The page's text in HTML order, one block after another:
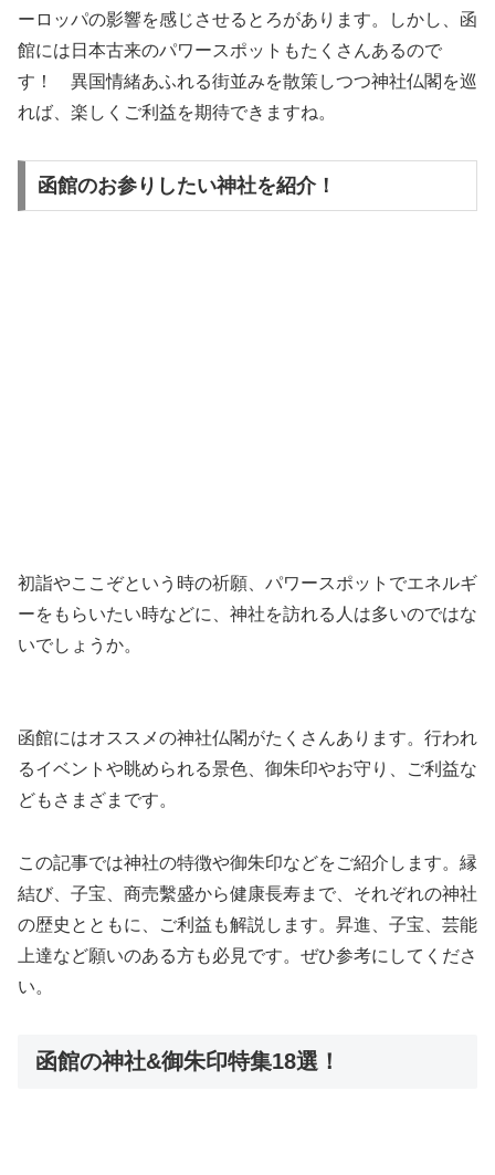
ーロッパの影響を感じさせるとろがあります。しかし、函
館には日本古来のパワースポットもたくさんあるので
す！ 異国情緒あふれる街並みを散策しつつ神社仏閣を巡
れば、楽しくご利益を期待できますね。
函館のお参りしたい神社を紹介！
初詣やここぞという時の祈願、パワースポットでエネルギ
ーをもらいたい時などに、神社を訪れる人は多いのではな
いでしょうか。
函館にはオススメの神社仏閣がたくさんあります。行われ
るイベントや眺められる景色、御朱印やお守り、ご利益な
どもさまざまです。
この記事では神社の特徴や御朱印などをご紹介します。縁
結び、子宝、商売繫盛から健康長寿まで、それぞれの神社
の歴史とともに、ご利益も解説します。昇進、子宝、芸能
上達など願いのある方も必見です。ぜひ参考にしてくださ
い。
函館の神社&御朱印特集18選！